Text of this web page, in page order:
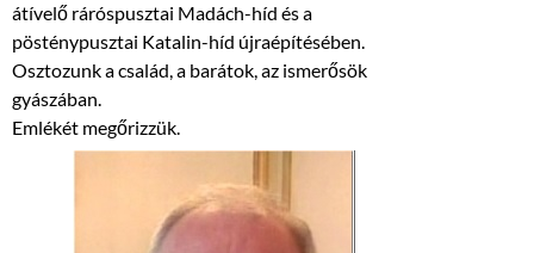
átívelő ráróspusztai Madách-híd és a
pösténypusztai Katalin-híd újraépítésében.
Osztozunk a család, a barátok, az ismerősök
gyászában.
Emlékét megőrizzük.